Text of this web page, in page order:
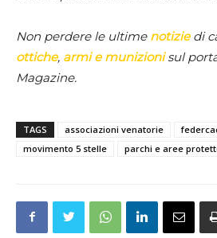
Non perdere le ultime notiziedi
ottiche, armi e munizionisul
Magazine.
TAGS associazioni venatorie
movimento 5 stelle
parchi e aree